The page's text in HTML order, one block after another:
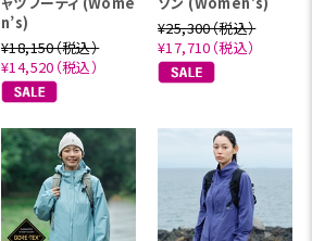
n’s)
¥18,150（税込）
¥14,520（税込）
¥25,300（税込）
¥17,710（税込）